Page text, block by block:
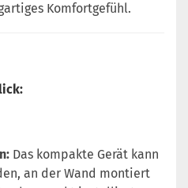
Komfortgefühl.
Das kompakte Gerät kann
an der Wand montiert